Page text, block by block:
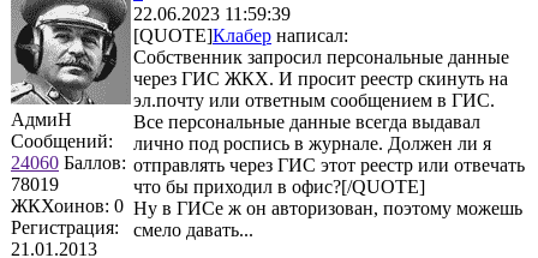
АдмиН
Сообщений:
24060 Баллов:
78019
ЖКХоинов: 0
Регистрация:
21.01.2013
22.06.2023 11:59:39
[QUOTE]Клабер написал:
Собственник запросил персональные данные
через ГИС ЖКХ. И просит реестр скинуть на
эл.почту или ответным сообщением в ГИС.
Все персональные данные всегда выдавал
лично под роспись в журнале. Должен ли я
отправлять через ГИС этот реестр или отвечать
что бы приходил в офис?[/QUOTE]
Ну в ГИСе ж он авторизован, поэтому можешь
смело давать...